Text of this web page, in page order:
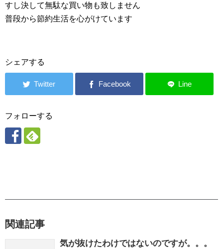
すし決して無駄な買い物も致しません
普段から節約生活を心がけています
シェアする
フォローする
関連記事
気が抜けたわけではないのですが。。。